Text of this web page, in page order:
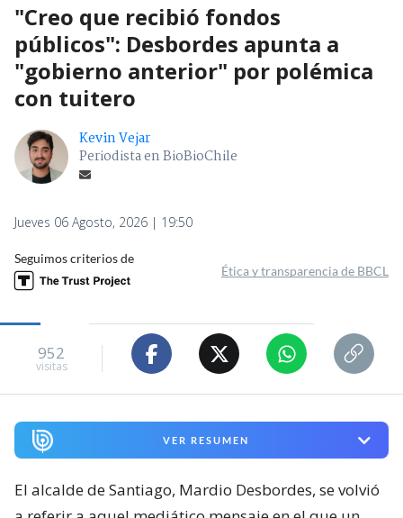
"Creo que recibió fondos
públicos": Desbordes apunta a
"gobierno anterior" por polémica
con tuitero
Kevin Vejar
Periodista en BioBioChile
Jueves 06 Agosto, 2026 | 19:50
Seguimos criterios de
Ética y transparencia de BBCL
952
visitas
VER RESUMEN
El alcalde de Santiago, Mardio Desbordes, se volvió